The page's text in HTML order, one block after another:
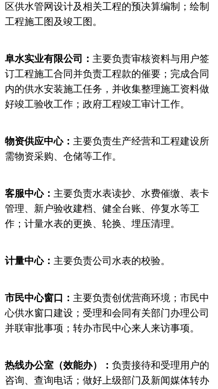
区供水管网设计及相关工程的预决算编制；绘制
工程施工图及竣工图。
阜水实业有限公司： 主要负责审核资料与用户签
订工程施工合同并负责工程款的催要；完成合同
内的供水安装施工任务，并收集整理施工资料做
好竣工验收工作；政府工程竣工审计工作。
物资供应中心： 主要负责生产经营和工程建设所
需物资采购、仓储等工作。
客服中心： 主要负责水表读抄、水费催缴、表卡
管理、新户验收建档、健全台账、停复水等工
作；计量水表的更换、轮换、埋压清理。
计量中心： 主要负责公司水表的校验。
市民中心窗口： 主要负责创优营商环境；市民中
心供水窗口建设；受理和会同有关部门办理公司
并联审批事项；转办市民中心来人来访事项。
热线办公室（效能办）： 负责接待和受理用户的
咨询、查询电话；做好上级部门及新闻媒体转办